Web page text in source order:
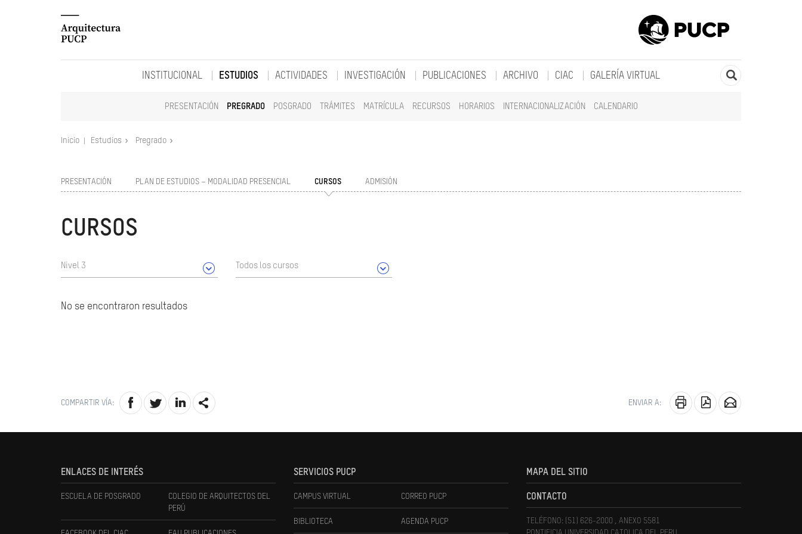
INSTITUCIONAL ESTUDIOS
PRESENTACIÓN PREGRADO POSGRADO TRÁMITES MATRÍCULA RECURSOS HORARIOS INTERNACIONALIZACIÓN CALENDARIO
ACTIVIDADES INVESTIGACIÓN PUBLICACIONES ARCHIVO CIAC GALERÍA VIRTUAL
Inicio Estudios Pregrado
PRESENTACIÓN PLAN DE ESTUDIOS – MODALIDAD PRESENCIAL CURSOS ADMISIÓN
CURSOS
Nivel 3 Todos los cursos
No se encontraron resultados
COMPARTIR VÍA: ENVIAR A:
ENLACES DE INTERÉS
ESCUELA DE POSGRADO
COLEGIO DE ARQUITECTOS DEL
PERÚ
SERVICIOS PUCP
CAMPUS VIRTUAL CORREO PUCP
BIBLIOTECA AGENDA PUCP
MAPA DEL SITIO
CONTACTO
TELÉFONO: (51) 626-2000 , ANEXO 5581